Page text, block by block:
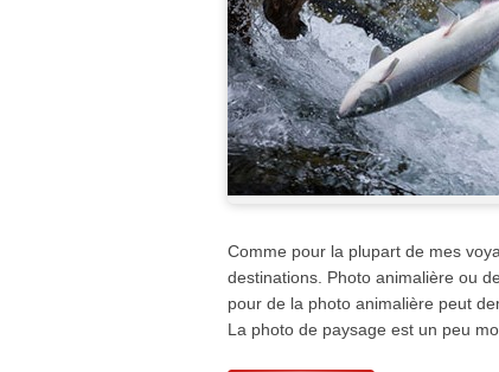
Comme pour la plupart de mes
destinations. Photo animalière ou
pour de la photo animalière peut
La photo de paysage est un peu